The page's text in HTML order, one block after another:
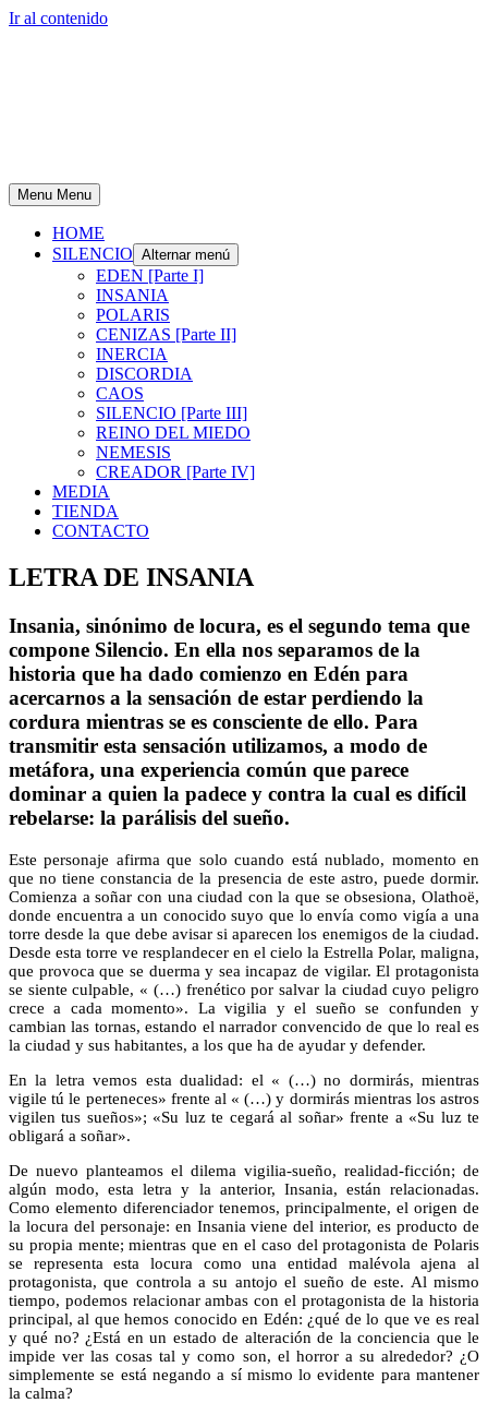
Ir al contenido
Menu Menu
HOME
SILENCIO Alternar menú
EDEN [Parte I]
INSANIA
POLARIS
CENIZAS [Parte II]
INERCIA
DISCORDIA
CAOS
SILENCIO [Parte III]
REINO DEL MIEDO
NEMESIS
CREADOR [Parte IV]
MEDIA
TIENDA
CONTACTO
LETRA DE INSANIA
Insania, sinónimo de locura, es el segundo tema que
compone Silencio. En ella nos separamos de la
historia que ha dado comienzo en Edén para
acercarnos a la sensación de estar perdiendo la
cordura mientras se es consciente de ello. Para
transmitir esta sensación utilizamos, a modo de
metáfora, una experiencia común que parece
dominar a quien la padece y contra la cual es difícil
rebelarse: la parálisis del sueño.
Este personaje afirma que solo cuando está nublado, momento en
que no tiene constancia de la presencia de este astro, puede dormir.
Comienza a soñar con una ciudad con la que se obsesiona, Olathoë,
donde encuentra a un conocido suyo que lo envía como vigía a una
torre desde la que debe avisar si aparecen los enemigos de la ciudad.
Desde esta torre ve resplandecer en el cielo la Estrella Polar, maligna,
que provoca que se duerma y sea incapaz de vigilar. El protagonista
se siente culpable, « (…) frenético por salvar la ciudad cuyo peligro
crece a cada momento». La vigilia y el sueño se confunden y
cambian las tornas, estando el narrador convencido de que lo real es
la ciudad y sus habitantes, a los que ha de ayudar y defender.
En la letra vemos esta dualidad: el « (…) no dormirás, mientras
vigile tú le perteneces» frente al « (…) y dormirás mientras los astros
vigilen tus sueños»; «Su luz te cegará al soñar» frente a «Su luz te
obligará a soñar».
De nuevo planteamos el dilema vigilia-sueño, realidad-ficción; de
algún modo, esta letra y la anterior, Insania, están relacionadas.
Como elemento diferenciador tenemos, principalmente, el origen de
la locura del personaje: en Insania viene del interior, es producto de
su propia mente; mientras que en el caso del protagonista de Polaris
se representa esta locura como una entidad malévola ajena al
protagonista, que controla a su antojo el sueño de este. Al mismo
tiempo, podemos relacionar ambas con el protagonista de la historia
principal, al que hemos conocido en Edén: ¿qué de lo que ve es real
y qué no? ¿Está en un estado de alteración de la conciencia que le
impide ver las cosas tal y como son, el horror a su alrededor? ¿O
simplemente se está negando a sí mismo lo evidente para mantener
la calma?